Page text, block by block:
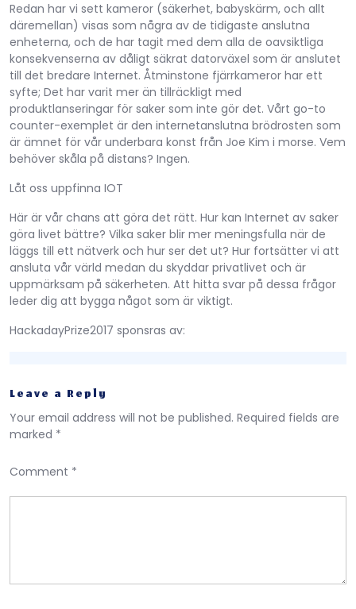
Redan har vi sett kameror (säkerhet, babyskärm, och allt
däremellan) visas som några av de tidigaste anslutna
enheterna, och de har tagit med dem alla de oavsiktliga
konsekvenserna av dåligt säkrat datorväxel som är anslutet
till det bredare Internet. Åtminstone fjärrkameror har ett
syfte; Det har varit mer än tillräckligt med
produktlanseringar för saker som inte gör det. Vårt go-to
counter-exemplet är den internetanslutna brödrosten som
är ämnet för vår underbara konst från Joe Kim i morse. Vem
behöver skåla på distans? Ingen.
Låt oss uppfinna IOT
Här är vår chans att göra det rätt. Hur kan Internet av saker
göra livet bättre? Vilka saker blir mer meningsfulla när de
läggs till ett nätverk och hur ser det ut? Hur fortsätter vi att
ansluta vår värld medan du skyddar privatlivet och är
uppmärksam på säkerheten. Att hitta svar på dessa frågor
leder dig att bygga något som är viktigt.
HackadayPrize2017 sponsras av:
Leave a Reply
Your email address will not be published. Required fields are
marked *
Comment *